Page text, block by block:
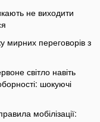
не виходити
мирних переговорів з
світло навіть
шокуючі
мобілізації: